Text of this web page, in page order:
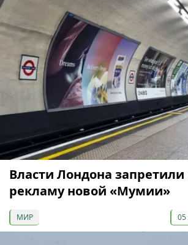
Власти Лондона
рекламу новой «Мумии»
МИР 05